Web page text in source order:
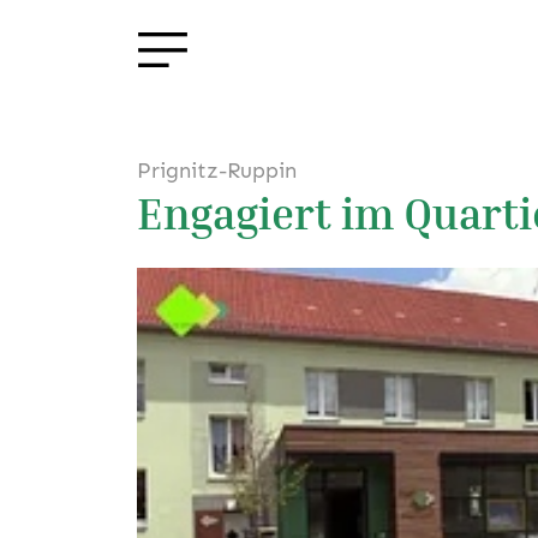
Prignitz-Ruppin
Engagiert im